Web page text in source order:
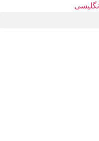
انگلیسی